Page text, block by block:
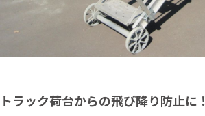
トラック荷台からの飛び降り防止に！